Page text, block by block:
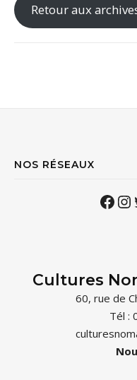
Retour aux
NOS RÉSEAUX
Cultures
60, rue de
Tél :